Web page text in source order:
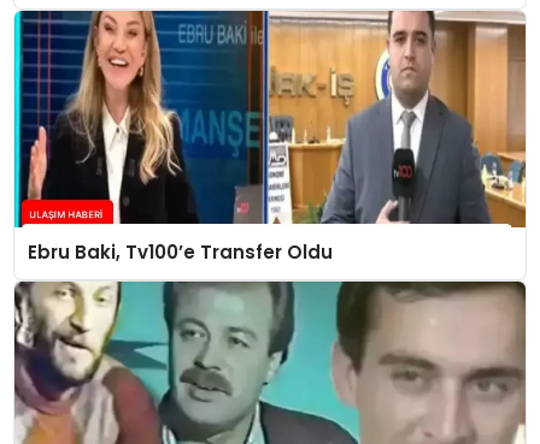
Ebru Baki, Tv100’e Transfer Oldu